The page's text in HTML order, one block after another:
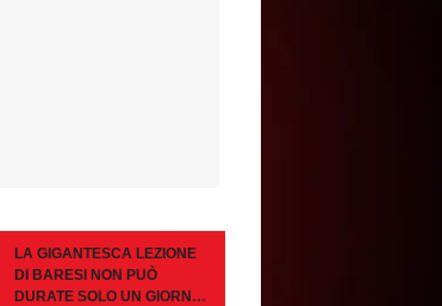
LA GIGANTESCA LEZIONE
DI BARESI NON PUÒ
DURATE SOLO UN GIORNO.